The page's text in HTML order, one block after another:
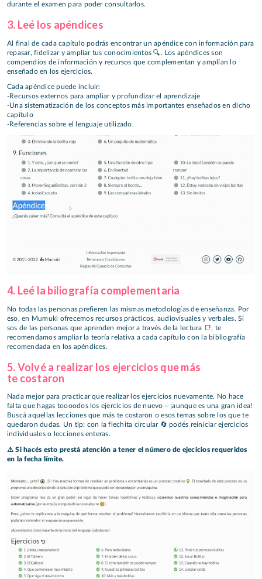
durante el examen para poder consultarlos.
3. Leé los apéndices
Al final de cada capítulo podrás encontrar un apéndice con información para
repasar, fidelizar y ampliar tus conocimientos 🔍. Los apéndices son
compendios de información y recursos que complementan y amplían lo
enseñado en los ejercicios.
Cada apéndice puede incluir:
-Recursos externos para ampliar y profundizar el aprendizaje
-Una sistematización de los conceptos más importantes enseñados en dicho
capítulo
-Referencias sobre el lenguaje utilizado.
4. Leé la biliografía complementaria
No todas las personas prefieren las mismas metodologías de enseñanza. Por
eso, en Mumuki ofrecemos recursos prácticos, audiovisuales y verbales. Si
sos de las personas que aprenden mejor a través de la lectura 📑, te
recomendamos ampliar la teoría relativa a cada capítulo con la bibliografía
recomendada en los apéndices.
5. Volvé a realizar los ejercicios que más
te costaron
Nada mejor para practicar que realizar los ejercicios nuevamente. No hace
falta que hagas toooodos los ejercicios de nuevo — ¡aunque es una gran idea!
Buscá aquellas lecciones que más te costaron o esos temas sobre los que te
quedaron dudas. Un tip: con la flechita circular 🔄 podés reiniciar ejercicios
individuales o lecciones enteras.
⚠️ Si hacés esto prestá atención a tener el número de ejecicios requeridos
en la fecha límite.